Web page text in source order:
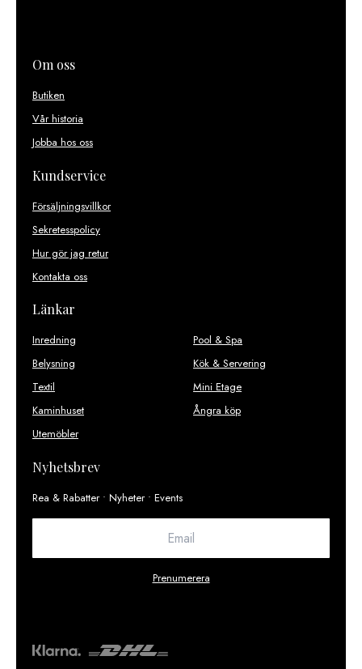
Om oss
Butiken
Vår historia
Jobba hos oss
Kundservice
Försäljningsvillkor
Sekretesspolicy
Hur gör jag retur
Kontakta oss
Länkar
Inredning
Belysning
Textil
Kaminhuset
Utemöbler
Pool & Spa
Kök & Servering
Mini Etage
Ångra köp
Nyhetsbrev
Rea & Rabatter • Nyheter • Events
Prenumerera